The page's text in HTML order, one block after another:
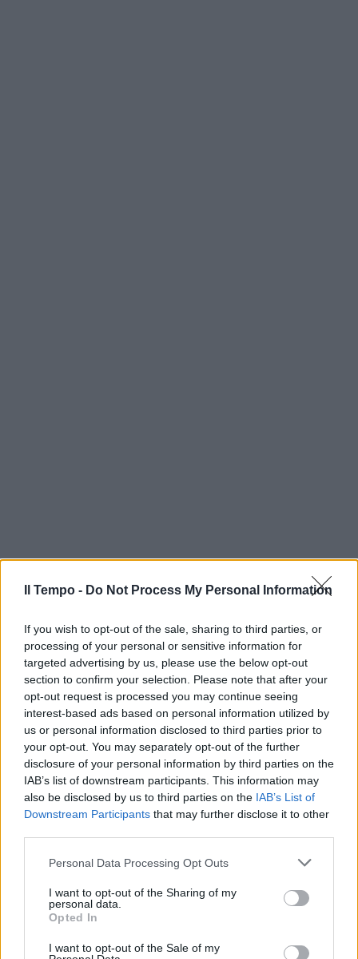
Il Tempo - Do Not Process My Personal Information
If you wish to opt-out of the sale, sharing to third parties, or
processing of your personal or sensitive information for
targeted advertising by us, please use the below opt-out
section to confirm your selection. Please note that after your
opt-out request is processed you may continue seeing
interest-based ads based on personal information utilized by
us or personal information disclosed to third parties prior to
your opt-out. You may separately opt-out of the further
disclosure of your personal information by third parties on the
IAB’s list of downstream participants. This information may
also be disclosed by us to third parties on the IAB’s List of
Downstream Participants that may further disclose it to other
Personal Data Processing Opt Outs
I want to opt-out of the Sharing of my
personal data.
Opted In
I want to opt-out of the Sale of my